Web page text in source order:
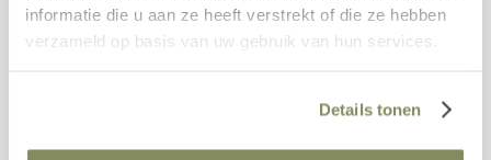
informatie die u aan ze heeft verstrekt of die ze hebben
verzameld op basis van uw gebruik van hun services.
Details tonen